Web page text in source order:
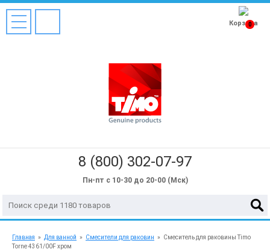
8 (800) 302-07-97
Пн-пт с 10-30 до 20-00 (Мск)
0
Корзина
Главная » Для ванной » Смесители для раковин »
Смеситель для раковины Timo
Torne 4361/00F хром